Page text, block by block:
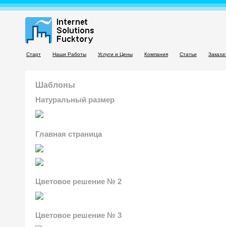
Старт Наши Работы Услуги и Цены Компания Статьи
Шаблоны
Натуральный размер
Главная страница
Цветовое решение № 2
Цветовое решение № 3